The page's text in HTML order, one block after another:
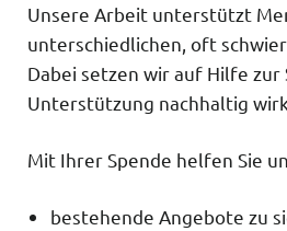
Unsere Arbeit unterstützt
unterschiedlichen, oft
Dabei setzen wir auf Hilfe
Unterstützung nachhaltig
Mit Ihrer Spende helfen Sie
bestehende Angebote zu